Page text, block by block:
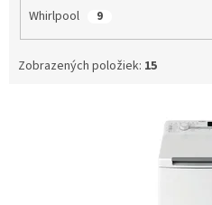
Whirlpool 9
Zobrazených položiek: 15